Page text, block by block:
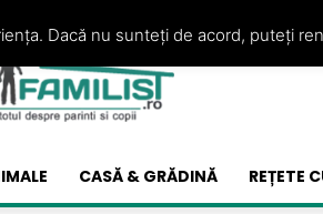
CASĂ & GRĂDINĂ REȚETE
Dacă nu sunteți de acord, puteți